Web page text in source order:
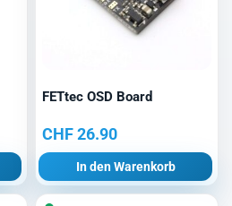
FETtec OSD Board
CHF26.90
In den Warenkorb